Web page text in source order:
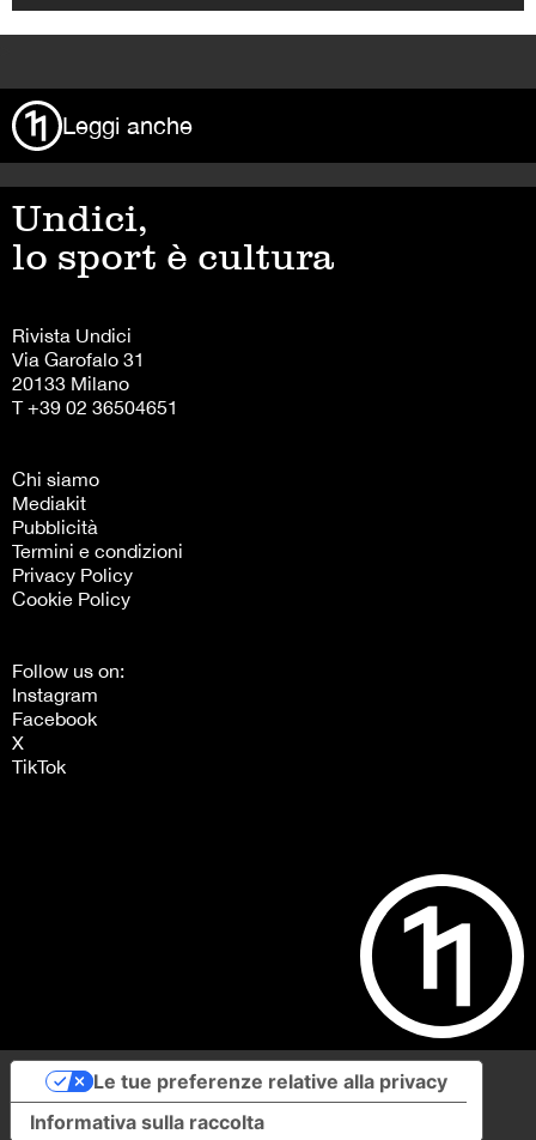
Leggi anche
Undici,
lo sport è cultura
Rivista Undici
Via Garofalo 31
20133 Milano
T +39 02 36504651
Chi siamo
Mediakit
Pubblicità
Termini e condizioni
Privacy Policy
Cookie Policy
Follow us on:
Instagram
Facebook
X
TikTok
Informativa sulla raccolta
Le tue preferenze relative alla privacy